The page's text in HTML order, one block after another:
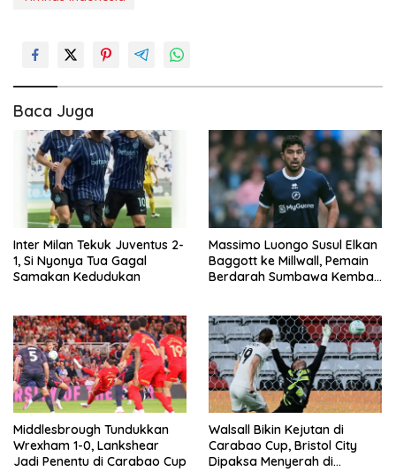
Baca Juga
Inter Milan Tekuk Juventus 2-
1, Si Nyonya Tua Gagal
Samakan Kedudukan
Massimo Luongo Susul Elkan
Baggott ke Millwall, Pemain
Berdarah Sumbawa Kembali
Middlesbrough Tundukkan
Wrexham 1-0, Lankshear
Jadi Penentu di Carabao Cup
Walsall Bikin Kejutan di
Carabao Cup, Bristol City
Dipaksa Menyerah di